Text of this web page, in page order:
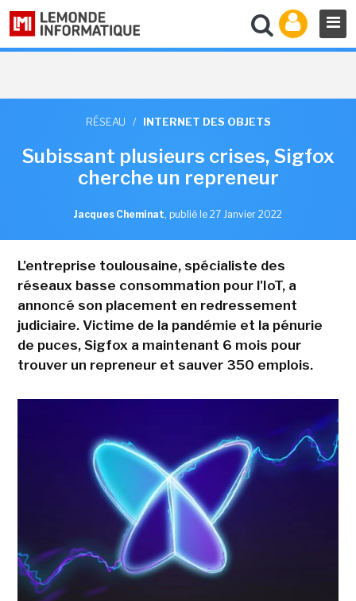
RÉSEAU / INTERNET DES OBJETS
Subissant plusieurs crises, Sigfox
cherche un repreneur
Jacques Cheminat, publié le 27 Janvier 2022
L'entreprise toulousaine, spécialiste des
réseaux basse consommation pour l'IoT, a
annoncé son placement en redressement
judiciaire. Victime de la pandémie et la pénurie
de puces, Sigfox a maintenant 6 mois pour
trouver un repreneur et sauver 350 emplois.